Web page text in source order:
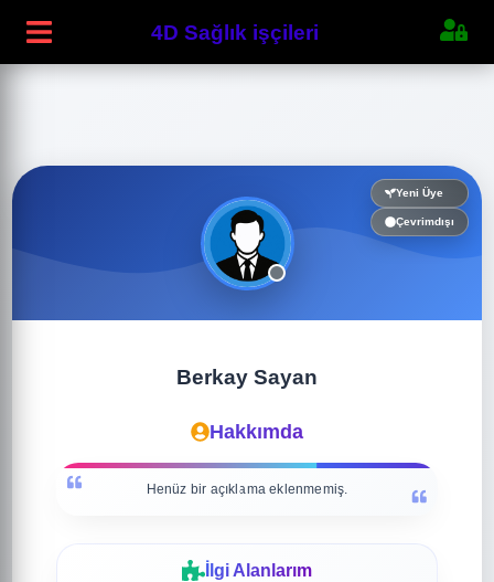
4D Sağlık işçileri
Yeni Üye
Çevrimdışı
Berkay Sayan
Hakkımda
Henüz bir açıklama eklenmemiş.
İlgi Alanlarım